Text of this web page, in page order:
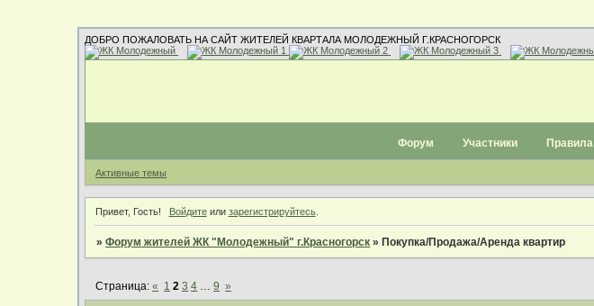
ДОБРО ПОЖАЛОВАТЬ НА САЙТ ЖИТЕЛЕЙ КВАРТАЛА МОЛОДЕЖНЫЙ Г.КРАСНОГОРСК
Форум Участники Правила
Активные темы
Привет, Гость! Войдитеили зарегистрируйтесь.
»Форум жителей ЖК "Молодежный" г.Красногорск » Покупка/Продажа/Аренда квартир
Страница:« 1 2 3 4 9 »